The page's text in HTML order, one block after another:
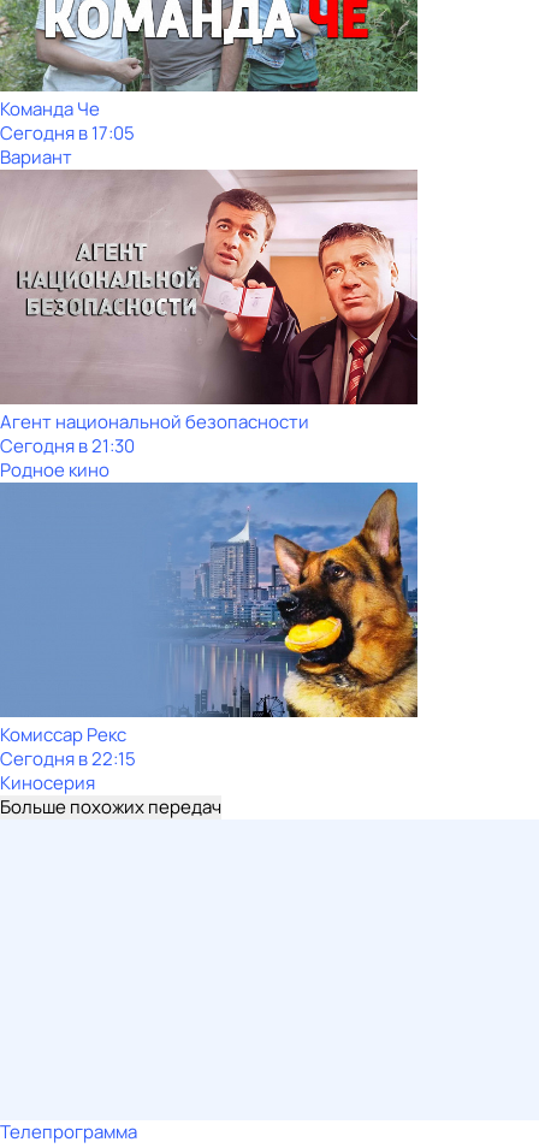
Команда Че
Сегодня в 17:05
Вариант
Агент национальной безопасности
Сегодня в 21:30
Родное кино
Комиссар Рекс
Сегодня в 22:15
Киносерия
Больше похожих передач
Телепрограмма